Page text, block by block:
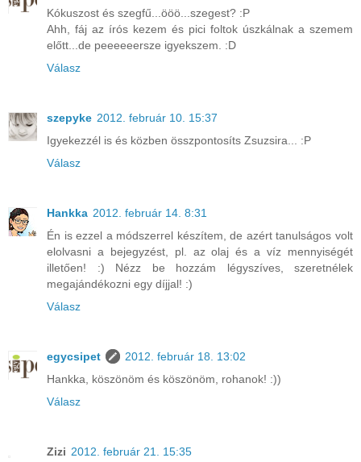
Kókuszost és szegfű...ööö...szegest? :P
Ahh, fáj az írós kezem és pici foltok úszkálnak a szemem
előtt...de peeeeeersze igyekszem. :D
Válasz
szepyke 2012. február 10. 15:37
Igyekezzél is és közben összpontosíts Zsuzsira... :P
Válasz
Hankka 2012. február 14. 8:31
Én is ezzel a módszerrel készítem, de azért tanulságos volt
elolvasni a bejegyzést, pl. az olaj és a víz mennyiségét
illetően! :) Nézz be hozzám légyszíves, szeretnélek
megajándékozni egy díjjal! :)
Válasz
egycsipet
2012. február 18. 13:02
Hankka, köszönöm és köszönöm, rohanok! :))
Válasz
Zizi 2012. február 21. 15:35